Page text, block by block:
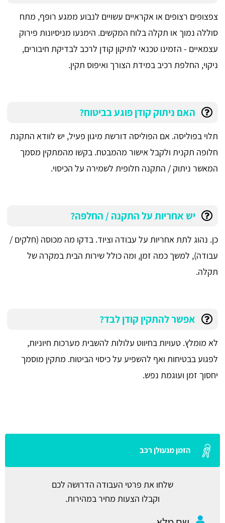
צפצופים רצופים או אקראיים עשויים לנבוע ממגע רופף, מתח
סוללה נמוך או תקלה בלוח המקשים. הימנעו מניסיונות פירוק
עצמאיים - הזמינו טכנאי לתיקון קודן לרכב לבדיקת חיבורים,
ניקוי, החלפת רכיב במידת הצורך ואיפוס תקין.
האם ניתוק קודן פוגע בביטוח?
תלוי בפוליסה. אם הפוליסה דורשת מיגון פעיל, יש לוודא התקנת
חלופה תקנית ולקבל אישור מהמבטח. בקשו מהמתקין מסמך
המאשר ניתוק / התקנה חלופית לשמירה על הכיסוי.
יש אחריות על התקנה / החלפה?
כן. נהוג לתת אחריות על עבודה וציוד. בדקו מה מכוסה (חלקים /
עבודה), למשך כמה זמן, ומה כולל שירות הבית במקרה של
תקלה.
אפשר להתקין קודן לבד?
לא מומלץ. טעויות בחיווט עלולות להשבית מערכות חיוניות,
לפגוע בבטיחות ואף להשפיע על כיסוי הביטוח. מתקין מוסמך
יחסוך זמן ועוגמת נפש.
הזמן מנעולן רכב
שלחו את פרטי העבודה הדרושה לכם
וקבלו הצעות מחיר במהירות.